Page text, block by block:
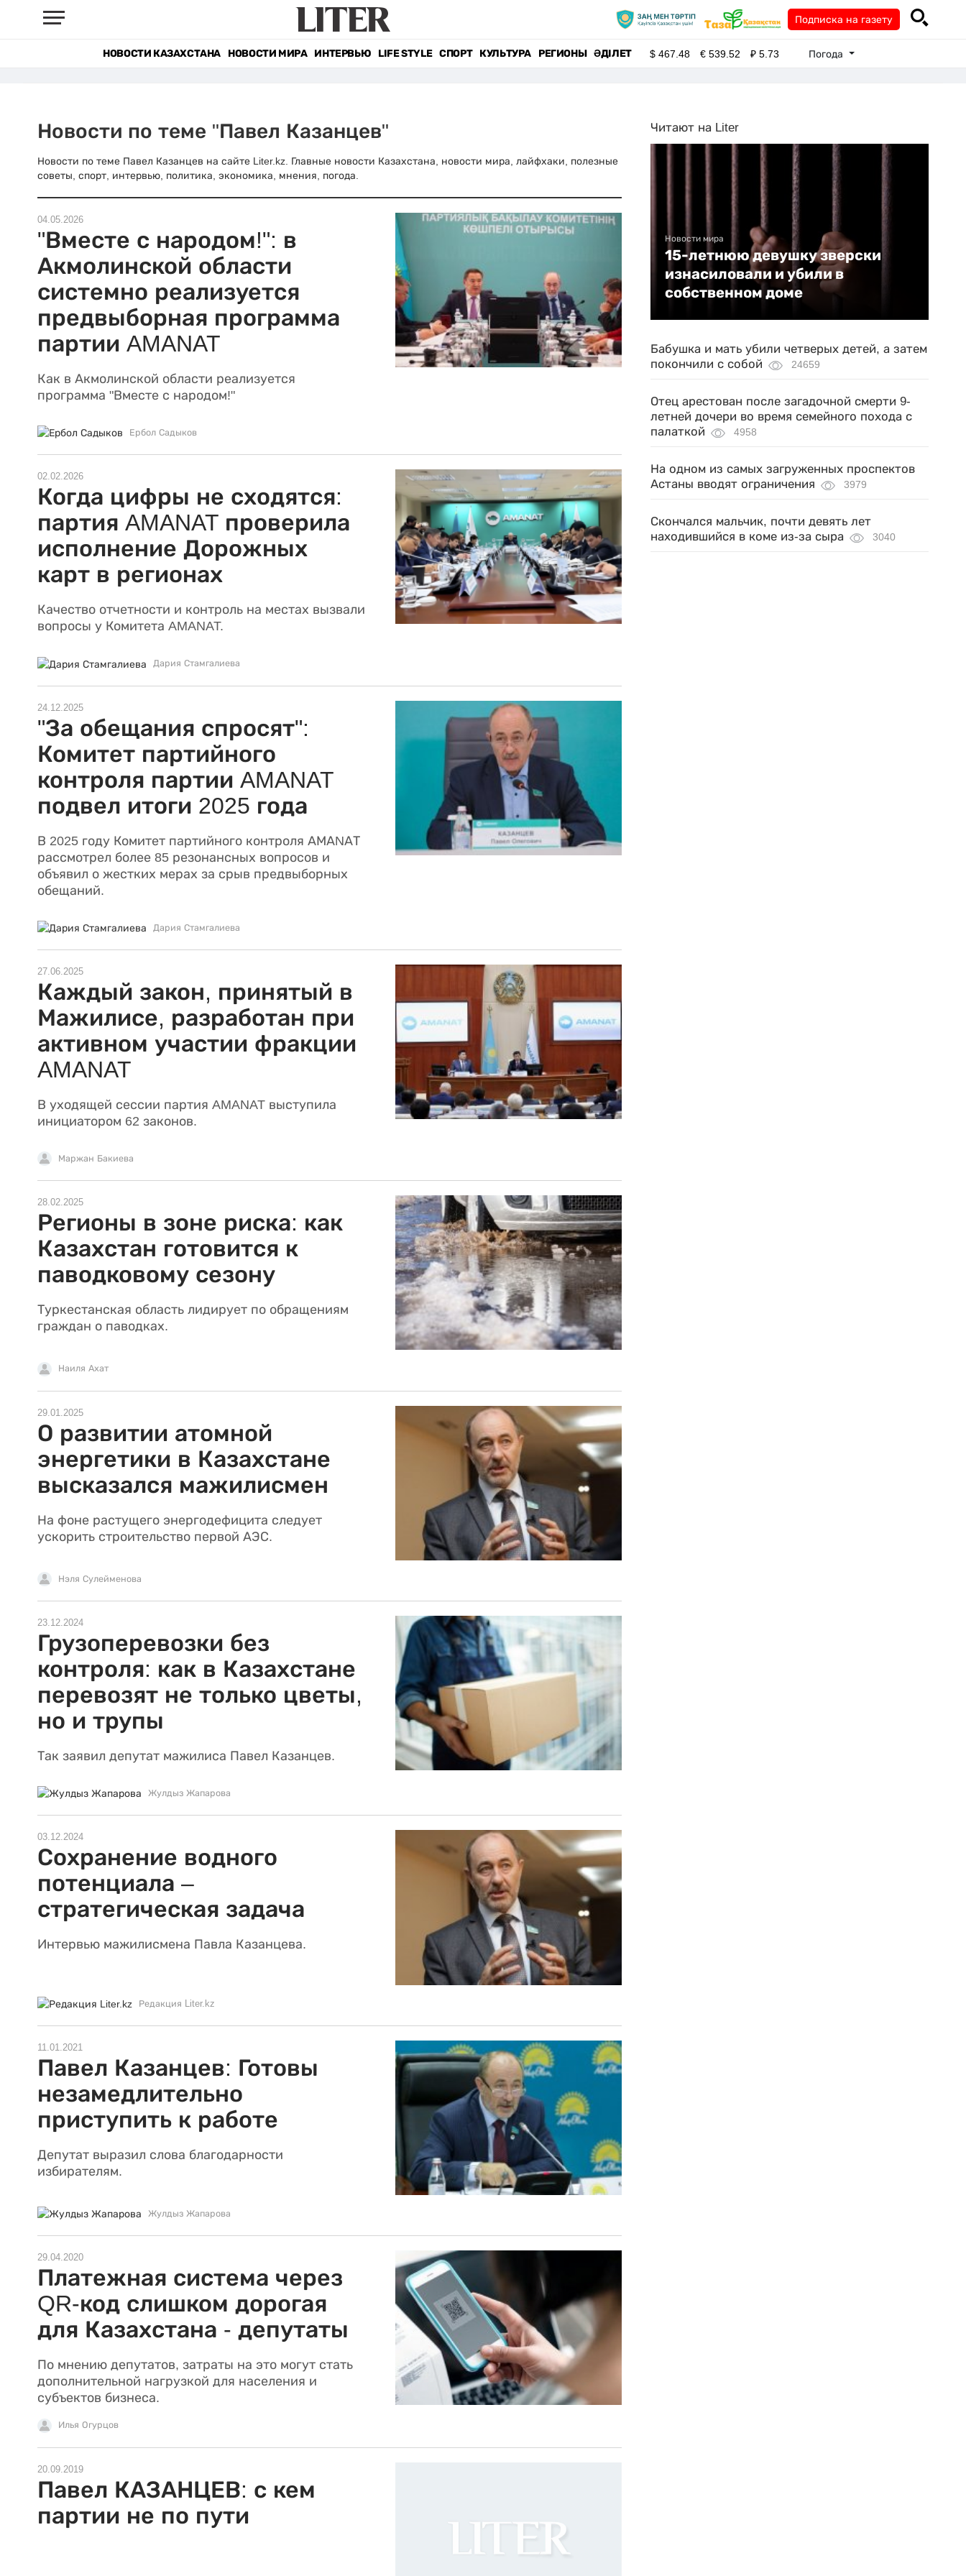
Подписка на газету
НОВОСТИ КАЗАХСТАНА НОВОСТИ МИРА ИНТЕРВЬЮ LIFE STYLE СПОРТ КУЛЬТУРА РЕГИОНЫ ӘДІЛЕТ $467.48 €539.52 ₽5.73 Погода
Новости по теме "Павел Казанцев"
Новости по теме Павел Казанцев на сайте Liter.kz. Главные новости Казахстана, новости мира, лайфхаки, полезные
советы, спорт, интервью, политика, экономика, мнения, погода.
04.05.2026
"Вместе с народом!": в
Акмолинской области
системно реализуется
предвыборная программа
партии AMANAT
Как в Акмолинской области реализуется
программа "Вместе с народом!"
Ербол Садыков
02.02.2026
Когда цифры не сходятся:
партия AMANAT проверила
исполнение Дорожных
карт в регионах
Качество отчетности и контроль на местах вызвали
вопросы у Комитета AMANAT.
Дария Стамгалиева
24.12.2025
"За обещания спросят":
Комитет партийного
контроля партии AMANAT
подвел итоги 2025 года
В 2025 году Комитет партийного контроля АМАNАТ
рассмотрел более 85 резонансных вопросов и
объявил о жестких мерах за срыв предвыборных
обещаний.
Дария Стамгалиева
27.06.2025
Каждый закон, принятый в
Мажилисе, разработан при
активном участии фракции
AMANAT
В уходящей сессии партия AMANAT выступила
инициатором 62 законов.
Маржан Бакиева
28.02.2025
Регионы в зоне риска: как
Казахстан готовится к
паводковому сезону
Туркестанская область лидирует по обращениям
граждан о паводках.
Наиля Ахат
29.01.2025
О развитии атомной
энергетики в Казахстане
высказался мажилисмен
На фоне растущего энергодефицита следует
ускорить строительство первой АЭС.
Нэля Сулейменова
23.12.2024
Грузоперевозки без
контроля: как в Казахстане
перевозят не только цветы,
но и трупы
Так заявил депутат мажилиса Павел Казанцев.
Жулдыз Жапарова
03.12.2024
Сохранение водного
потенциала –
стратегическая задача
Интервью мажилисмена Павла Казанцева.
Редакция Liter.kz
11.01.2021
Павел Казанцев: Готовы
незамедлительно
приступить к работе
Депутат выразил слова благодарности
избирателям.
Жулдыз Жапарова
29.04.2020
Платежная система через
QR-код слишком дорогая
для Казахстана - депутаты
По мнению депутатов, затраты на это могут стать
дополнительной нагрузкой для населения и
субъектов бизнеса.
Илья Огурцов
20.09.2019
Павел КАЗАНЦЕВ: с кем
партии не по пути
Читают на Liter
Новости мира
15-летнюю девушку зверски
изнасиловали и убили в
собственном доме
Бабушка и мать убили четверых детей, а затем
покончили с собой
24659
Отец арестован после загадочной смерти 9-
летней дочери во время семейного похода с
палаткой
4958
На одном из самых загруженных проспектов
Астаны вводят ограничения
3979
Скончался мальчик, почти девять лет
находившийся в коме из-за сыра
3040